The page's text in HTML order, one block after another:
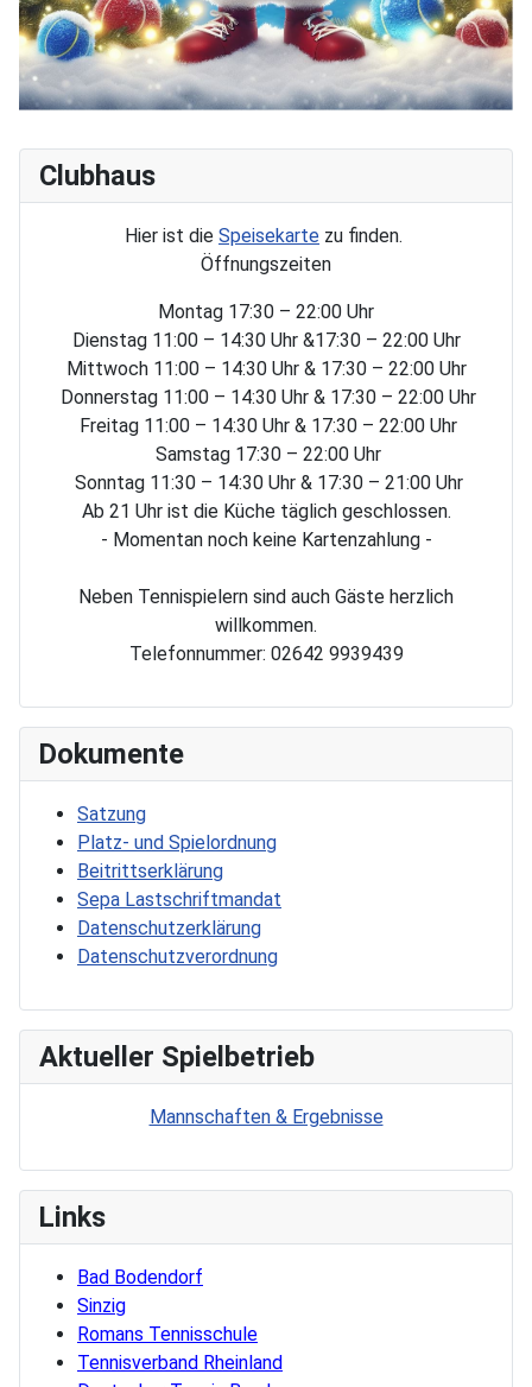
Clubhaus
Hier ist die Speisekarte zu finden.
Öffnungszeiten
Montag 17:30 – 22:00 Uhr
Dienstag 11:00 – 14:30 Uhr &17:30 – 22:00 Uhr
Mittwoch 11:00 – 14:30 Uhr & 17:30 – 22:00 Uhr
Donnerstag 11:00 – 14:30 Uhr & 17:30 – 22:00 Uhr
Freitag 11:00 – 14:30 Uhr & 17:30 – 22:00 Uhr
Samstag 17:30 – 22:00 Uhr
Sonntag 11:30 – 14:30 Uhr & 17:30 – 21:00 Uhr
Ab 21 Uhr ist die Küche täglich geschlossen.
- Momentan noch keine Kartenzahlung -
Neben Tennispielern sind auch Gäste herzlich
willkommen.
Telefonnummer: 02642 9939439
Dokumente
Satzung
Platz- und Spielordnung
Beitrittserklärung
Sepa Lastschriftmandat
Datenschutzerklärung
Datenschutzverordnung
Aktueller Spielbetrieb
Mannschaften & Ergebnisse
Links
Bad Bodendorf
Sinzig
Romans Tennisschule
Tennisverband Rheinland